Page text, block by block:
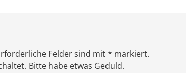
Felder sind mit * markiert.
Bitte habe etwas Geduld.